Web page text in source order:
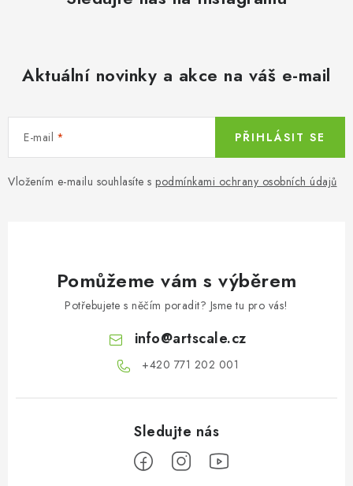
Aktuální novinky a akce na váš e-mail
E-mail
Vložením e-mailu souhlasíte s podmínkami ochrany osobních údajů
PŘIHLÁSIT SE
Pomůžeme vám s výběrem
Potřebujete s něčím poradit? Jsme tu pro vás!
info@artscale.cz
+420 771 202 001​